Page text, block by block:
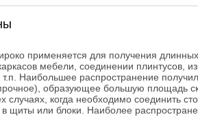
применяется для получения
мебели, соединении плинтусов,
Наибольшее распространение
образующее большую площадь
случаях, когда необходимо соединить
щиты или блоки. Наиболее